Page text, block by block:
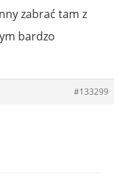
zabrać tam z
bardzo
#133299